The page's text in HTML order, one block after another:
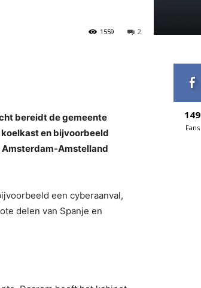
2
1559
bereidt de gemeente
en bijvoorbeeld
Amsterdam-Amstelland
een cyberaanval,
delen van Spanje en
149
Fans